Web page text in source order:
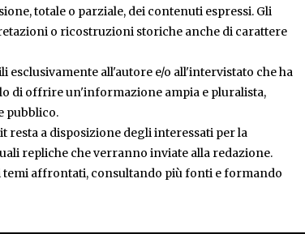
totale o parziale, dei contenuti espressi. Gli
o ricostruzioni storiche anche di carattere
all'autore e/o all'intervistato che ha
di offrire un'informazione ampia e pluralista,
pubblico.
a disposizione degli interessati per la
repliche che verranno inviate alla redazione.
affrontati, consultando più fonti e formando